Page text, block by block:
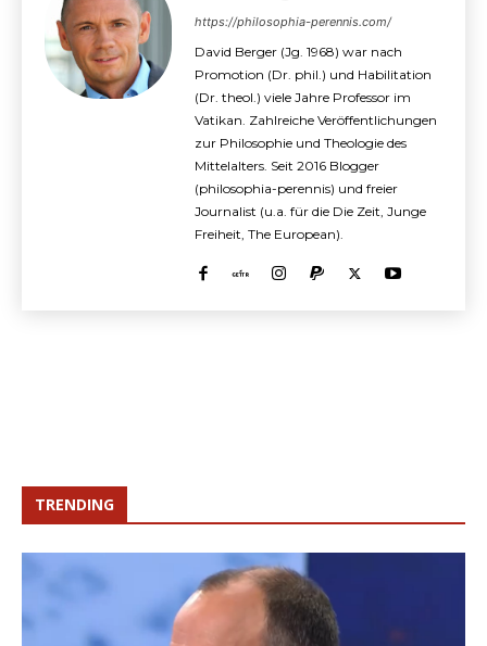
https://philosophia-perennis.com/
David Berger (Jg. 1968) war nach
Promotion (Dr. phil.) und Habilitation
(Dr. theol.) viele Jahre Professor im
Vatikan. Zahlreiche Veröffentlichungen
zur Philosophie und Theologie des
Mittelalters. Seit 2016 Blogger
(philosophia-perennis) und freier
Journalist (u.a. für die Die Zeit, Junge
Freiheit, The European).
TRENDING